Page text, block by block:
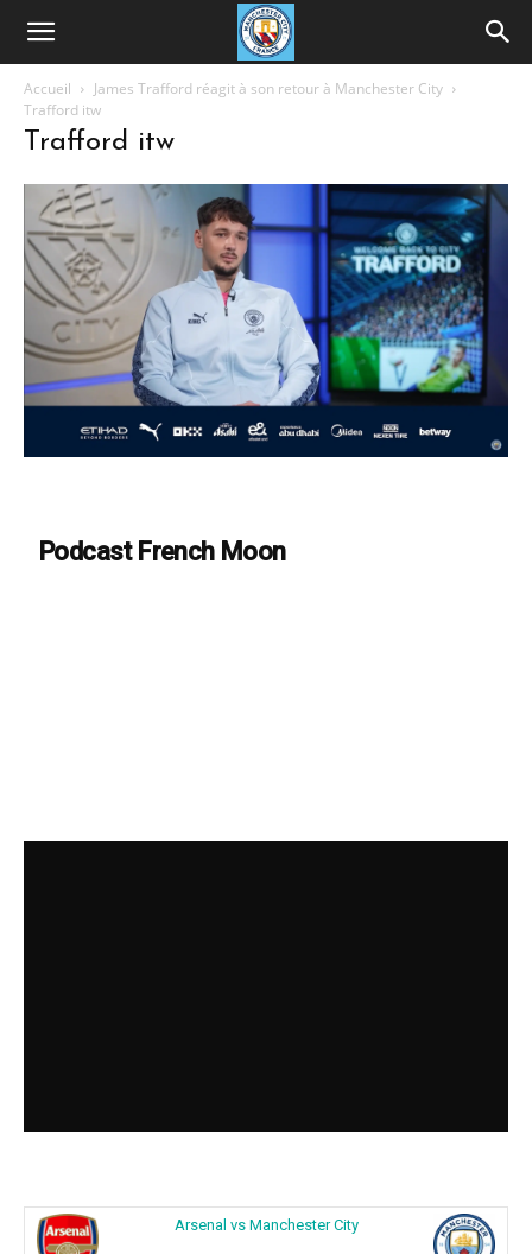
Accueil
James Trafford réagit à son retour à Manchester City
Trafford itw
Trafford itw
Podcast French Moon
Arsenal vs Manchester City